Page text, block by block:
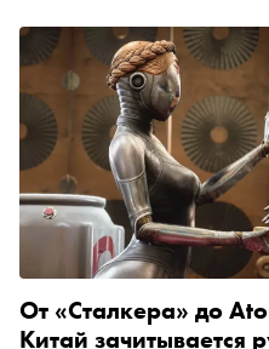
От «Сталкера» до
Китай зачитывается